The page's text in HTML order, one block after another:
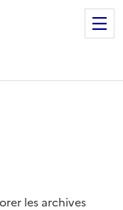
production
les archives